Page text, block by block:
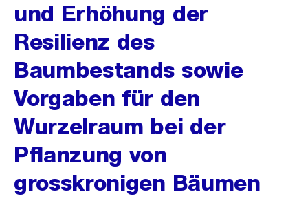
und Erhöhung der
Resilienz des
Baumbestands sowie
Vorgaben für den
Wurzelraum bei der
Pflanzung von
grosskronigen Bäumen